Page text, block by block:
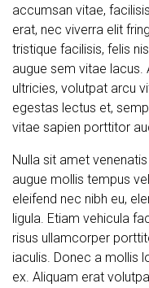
accumsan vitae,
erat, nec viverra elit
tristique facilisis, felis
augue sem vitae lacus.
ultricies, volutpat arcu
egestas lectus et,
vitae sapien porttitor
Nulla sit amet
augue mollis tempus
eleifend nec nibh eu,
ligula. Etiam vehicula
risus ullamcorper
iaculis. Donec a mollis
ex. Aliquam erat